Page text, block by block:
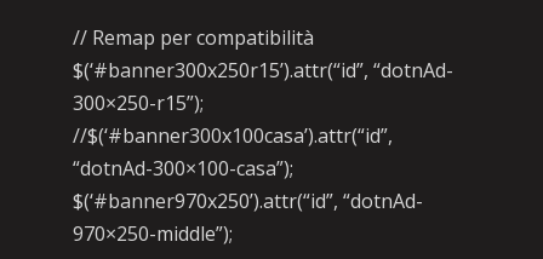
// Remap per compatibilità
$(‘#banner300x250r15’).attr(“id”, “dotnAd-
300×250-r15”);
//$(‘#banner300x100casa’).attr(“id”,
“dotnAd-300×100-casa”);
$(‘#banner970x250’).attr(“id”, “dotnAd-
970×250-middle”);